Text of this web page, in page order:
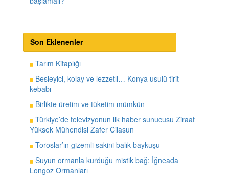
Son Eklenenler
Tarım Kitaplığı
Besleyici, kolay ve lezzetli… Konya usulü tirit
kebabı
Birlikte üretim ve tüketim mümkün
Türkiye’de televizyonun ilk haber sunucusu Ziraat
Yüksek Mühendisi Zafer Cilasun
Toroslar’ın gizemli sakini balık baykuşu
Suyun ormanla kurduğu mistik bağ: İğneada
Longoz Ormanları